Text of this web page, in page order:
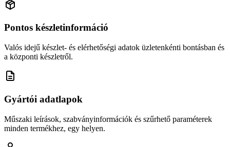
Pontos készletinformáció
Valós idejű készlet- és elérhetőségi adatok üzletenkénti bontásban és
a központi készletről.
Gyártói adatlapok
Műszaki leírások, szabványinformációk és szűrhető paraméterek
minden termékhez, egy helyen.